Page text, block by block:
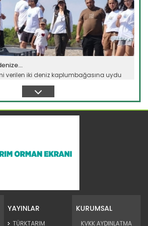
verilen iki deniz kaplumbağasına uydu
YAYINLAR
TÜRKTARIM
KURUMSAL
KVKK AYDINLATMA